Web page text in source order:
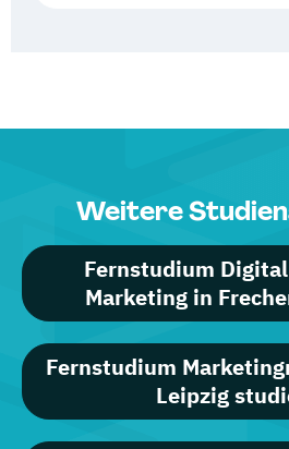
Weitere
Fernstudium
Marketing in
Fernstudium
Leipzig